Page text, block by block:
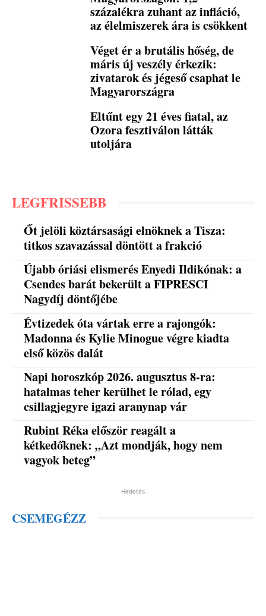
százalékra zuhant az infláció,
az élelmiszerek ára is csökkent
Véget ér a brutális hőség, de
máris új veszély érkezik:
zivatarok és jégeső csaphat le
Magyarországra
Eltűnt egy 21 éves fiatal, az
Ozora fesztiválon látták
utoljára
LEGFRISSEBB
Őt jelöli köztársasági elnöknek a Tisza:
titkos szavazással döntött a frakció
Újabb óriási elismerés Enyedi Ildikónak: a
Csendes barát bekerült a FIPRESCI
Nagydíj döntőjébe
Évtizedek óta vártak erre a rajongók:
Madonna és Kylie Minogue végre kiadta
első közös dalát
Napi horoszkóp 2026. augusztus 8-ra:
hatalmas teher kerülhet le rólad, egy
csillagjegyre igazi aranynap vár
Rubint Réka először reagált a
kétkedőknek: „Azt mondják, hogy nem
vagyok beteg”
Hirdetés
CSEMEGÉZZ